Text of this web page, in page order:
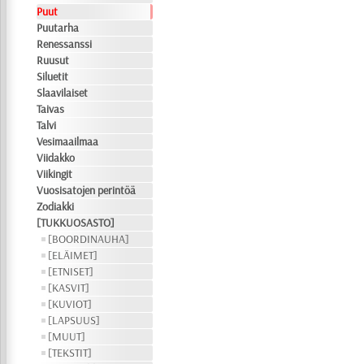
Puut
Puutarha
Renessanssi
Ruusut
Siluetit
Slaavilaiset
Taivas
Talvi
Vesimaailmaa
Viidakko
Viikingit
Vuosisatojen perintöä
Zodiakki
[TUKKUOSASTO]
[BOORDINAUHA]
[ELÄIMET]
[ETNISET]
[KASVIT]
[KUVIOT]
[LAPSUUS]
[MUUT]
[TEKSTIT]